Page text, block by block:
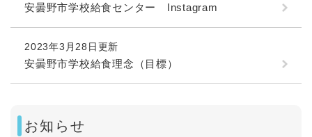
安曇野市学校給食センター Instagram
2023年3月28日更新
安曇野市学校給食理念（目標）
お知らせ